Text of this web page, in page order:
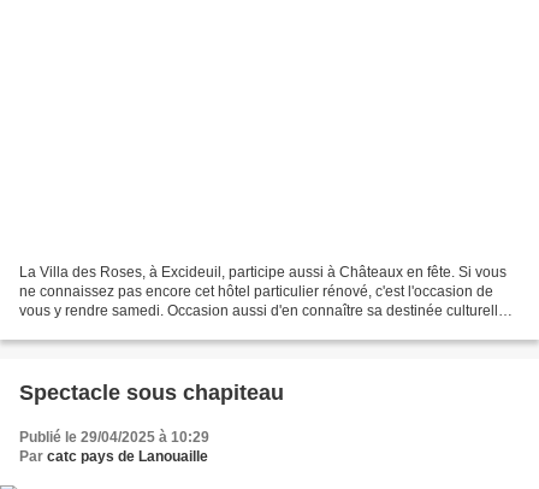
La Villa des Roses, à Excideuil, participe aussi à Châteaux en fête. Si vous
ne connaissez pas encore cet hôtel particulier rénové, c'est l'occasion de
vous y rendre samedi. Occasion aussi d'en connaître sa destinée culturelle
Spectacle sous chapiteau
Publié le 29/04/2025 à 10:29
Par catc pays de Lanouaille